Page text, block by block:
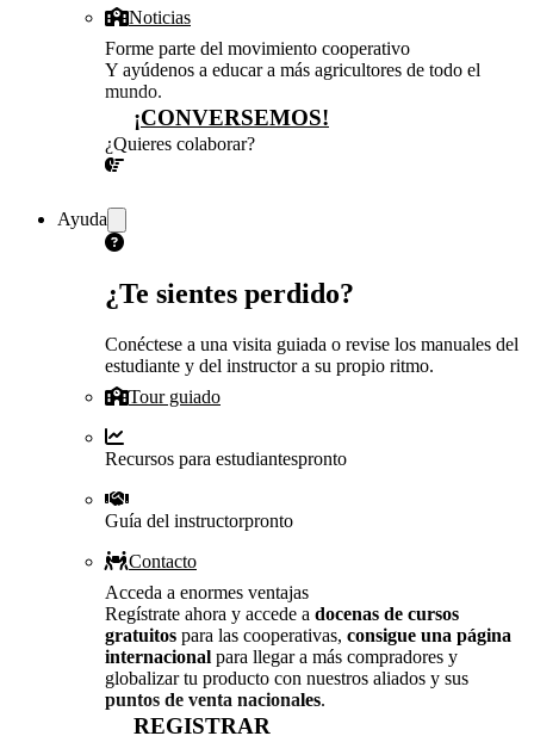
Noticias
Forme parte del movimiento cooperativo
Y ayúdenos a educar a más agricultores de todo el
mundo.
¡CONVERSEMOS!
¿Quieres colaborar?
Ayuda
¿Te sientes perdido?
Conéctese a una visita guiada o revise los manuales del
estudiante y del instructor a su propio ritmo.
Tour guiado
Recursos para estudiantespronto
Guía del instructorpronto
Contacto
Acceda a enormes ventajas
Regístrate ahora y accede a docenas de cursos
gratuitos para las cooperativas, consigue una página
internacional para llegar a más compradores y
globalizar tu producto con nuestros aliados y sus
puntos de venta nacionales.
REGISTRAR